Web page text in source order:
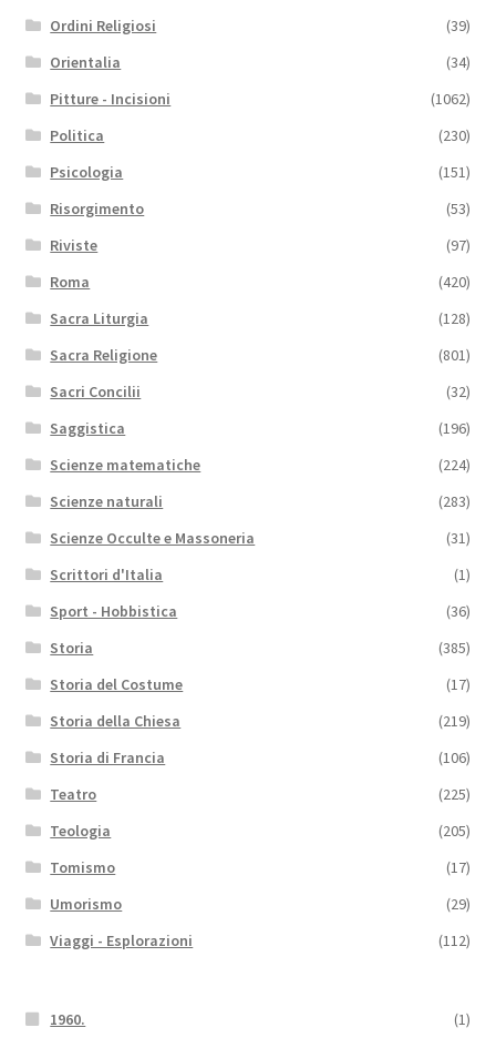
Ordini Religiosi
(39)
Orientalia
(34)
Pitture - Incisioni
(1062)
Politica
(230)
Psicologia
(151)
Risorgimento
(53)
Riviste
(97)
Roma
(420)
Sacra Liturgia
(128)
Sacra Religione
(801)
Sacri Concilii
(32)
Saggistica
(196)
Scienze matematiche
(224)
Scienze naturali
(283)
Scienze Occulte e Massoneria
(31)
Scrittori d'Italia
(1)
Sport - Hobbistica
(36)
Storia
(385)
Storia del Costume
(17)
Storia della Chiesa
(219)
Storia di Francia
(106)
Teatro
(225)
Teologia
(205)
Tomismo
(17)
Umorismo
(29)
Viaggi - Esplorazioni
(112)
1960. (1)